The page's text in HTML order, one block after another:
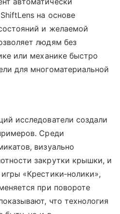
на основе
и желаемой
людям без
или механике быстро
для многоматериальной
исследователи создали
Среди
визуально
закрутки крышки, и
«Крестики‑нолики»,
при повороте
что технология